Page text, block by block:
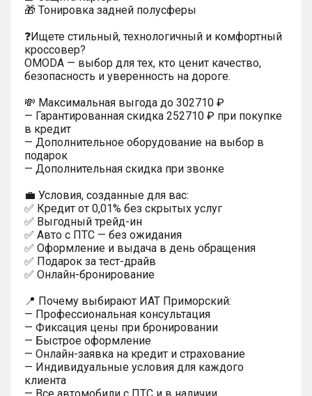
🎁 Тонировка задней полусферы
❓Ищете стильный, технологичный и комфортный
кроссовер?
OMODA — выбор для тех, кто ценит качество,
безопасность и уверенность на дороге.
💸 Максимальная выгода до 302710 ₽
— Гарантированная скидка 252710 ₽ при покупке
в кредит
— Дополнительное оборудование на выбор в
подарок
— Дополнительная скидка при звонке
💼 Условия, созданные для вас:
✅ Кредит от 0,01% без скрытых услуг
✅ Выгодный трейд-ин
✅ Авто с ПТС — без ожидания
✅ Оформление и выдача в день обращения
✅ Подарок за тест-драйв
✅ Онлайн-бронирование
📍 Почему выбирают ИАТ Приморский:
— Профессиональная консультация
— Фиксация цены при бронировании
— Быстрое оформление
— Онлайн-заявка на кредит и страхование
— Индивидуальные условия для каждого
клиента
— Все автомобили с ПТС и в наличии